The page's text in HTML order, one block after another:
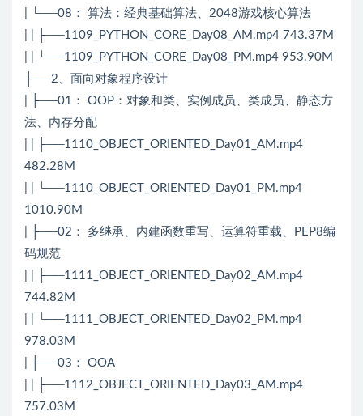
| └──08： 算法：经典基础算法、2048游戏核心算法
| | ├──1109_PYTHON_CORE_Day08_AM.mp4 743.37M
| | └──1109_PYTHON_CORE_Day08_PM.mp4 953.90M
├──2、面向对象程序设计
| ├──01： OOP：对象和类、实例成员、类成员、静态方
法、内存分配
| | ├──1110_OBJECT_ORIENTED_Day01_AM.mp4
482.28M
| | └──1110_OBJECT_ORIENTED_Day01_PM.mp4
1010.90M
| ├──02： 多继承、内建函数重写、运算符重载、PEP8编
码规范
| | ├──1111_OBJECT_ORIENTED_Day02_AM.mp4
744.82M
| | └──1111_OBJECT_ORIENTED_Day02_PM.mp4
978.03M
| ├──03： OOA
| | ├──1112_OBJECT_ORIENTED_Day03_AM.mp4
757.03M